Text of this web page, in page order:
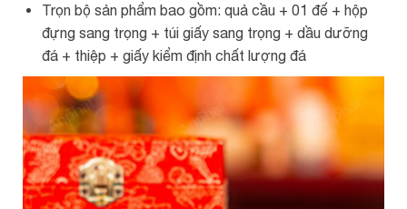
Trọn bộ sản phẩm bao gồm: quả cầu + 01 đế + hộp
đựng sang trọng + túi giấy sang trọng + dầu dưỡng
đá + thiệp + giấy kiểm định chất lượng đá